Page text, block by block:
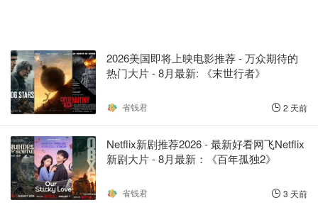
2026美国即将上映电影推荐 - 万众期待的
热门大片 - 8月最新: 《末世行者》
省钱君 2 天前
Netflix新剧推荐2026 - 最新好看网飞Netflix
新剧大片 - 8月最新：《​​百年孤独2》
省钱君 3 天前